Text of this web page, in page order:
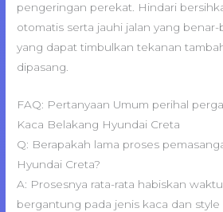
pengeringan perekat. Hindari
otomatis serta jauhi jalan yang
yang dapat timbulkan tekanan
dipasang.
FAQ: Pertanyaan Umum perihal
Kaca Belakang Hyundai Creta
Q: Berapakah lama proses
Hyundai Creta?
A: Prosesnya rata-rata habiskan
bergantung pada jenis kaca dan